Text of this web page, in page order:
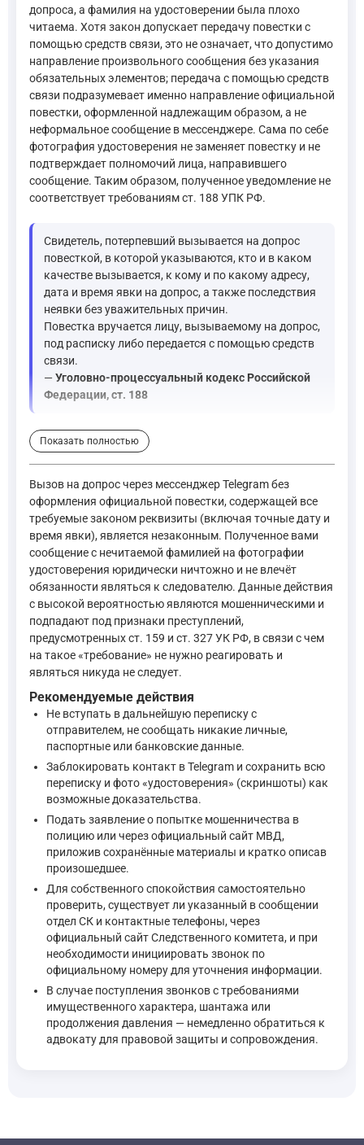
допроса, а фамилия на удостоверении была плохо
читаема. Хотя закон допускает передачу повестки с
помощью средств связи, это не означает, что допустимо
направление произвольного сообщения без указания
обязательных элементов; передача с помощью средств
связи подразумевает именно направление официальной
повестки, оформленной надлежащим образом, а не
неформальное сообщение в мессенджере. Сама по себе
фотография удостоверения не заменяет повестку и не
подтверждает полномочий лица, направившего
сообщение. Таким образом, полученное уведомление не
соответствует требованиям ст. 188 УПК РФ.
Свидетель, потерпевший вызывается на допрос
повесткой, в которой указываются, кто и в каком
качестве вызывается, к кому и по какому адресу,
дата и время явки на допрос, а также последствия
неявки без уважительных причин.
Повестка вручается лицу, вызываемому на допрос,
под расписку либо передается с помощью средств
связи.
—Уголовно-процессуальный кодекс Российской
Федерации, ст. 188
Далее, действия неизвестного лица, которое,
Мошенничество, то есть хищение чужого имущества или
—Уголовный кодекс Российской Федерации, ст. 159
Кроме того, фотография удостоверения, на котором
Статья 327. Подделка, изготовление или оборот
Подделка официального документа,
—Уголовный кодекс Российской Федерации, ст. 327
Таким образом, из проанализированных норм следует, что:
Вызов через Telegram без надлежащей повестки с
Действия лица, которое под видом следователя
Использование поддельного удостоверения или его
Иных релевантных норм из предоставленного контекста не
Показать полностью
Вызов на допрос через мессенджер Telegram без
оформления официальной повестки, содержащей все
требуемые законом реквизиты (включая точные дату и
время явки), является незаконным. Полученное вами
сообщение с нечитаемой фамилией на фотографии
удостоверения юридически ничтожно и не влечёт
обязанности являться к следователю. Данные действия
с высокой вероятностью являются мошенническими и
подпадают под признаки преступлений,
предусмотренных ст. 159 и ст. 327 УК РФ, в связи с чем
на такое «требование» не нужно реагировать и
являться никуда не следует.
Рекомендуемые действия
Не вступать в дальнейшую переписку с
отправителем, не сообщать никакие личные,
паспортные или банковские данные.
Заблокировать контакт в Telegram и сохранить всю
переписку и фото «удостоверения» (скриншоты) как
возможные доказательства.
Подать заявление о попытке мошенничества в
полицию или через официальный сайт МВД,
приложив сохранённые материалы и кратко описав
произошедшее.
Для собственного спокойствия самостоятельно
проверить, существует ли указанный в сообщении
отдел СК и контактные телефоны, через
официальный сайт Следственного комитета, и при
необходимости инициировать звонок по
официальному номеру для уточнения информации.
В случае поступления звонков с требованиями
имущественного характера, шантажа или
продолжения давления — немедленно обратиться к
адвокату для правовой защиты и сопровождения.